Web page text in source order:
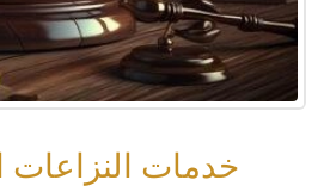
خدمات النزاعات